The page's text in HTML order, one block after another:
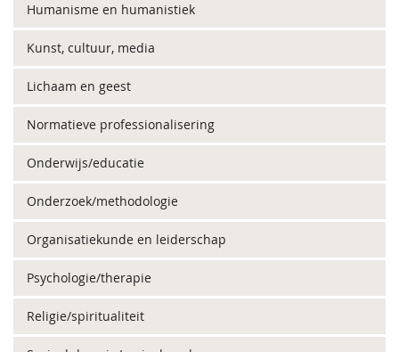
Humanisme en humanistiek
Kunst, cultuur, media
Lichaam en geest
Normatieve professionalisering
Onderwijs/educatie
Onderzoek/methodologie
Organisatiekunde en leiderschap
Psychologie/therapie
Religie/spiritualiteit